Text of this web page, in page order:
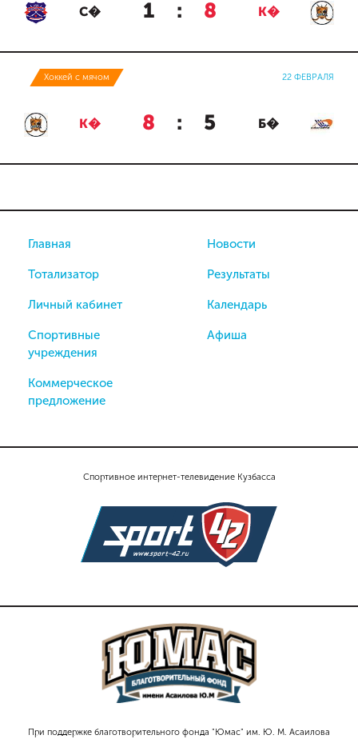
С� 1 : 8 К�
Хоккей с мячом 22 ФЕВРАЛЯ
К� 8 : 5 Б�
Спортивное интернет-телевидение Кузбасса
При поддержке благотворительного фонда "Юмас" им. Ю. М. Асаилова
Главная
Тотализатор
Личный кабинет
Спортивные
учреждения
Коммерческое
предложение
Новости
Результаты
Календарь
Афиша